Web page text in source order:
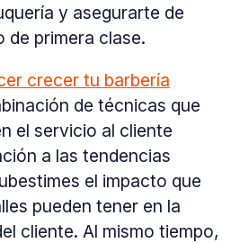
y asegurarte de
de primera clase.
crecer tu barbería
de técnicas que
el servicio al cliente
a las tendencias
el impacto que
pueden tener en la
cliente. Al mismo tiempo,